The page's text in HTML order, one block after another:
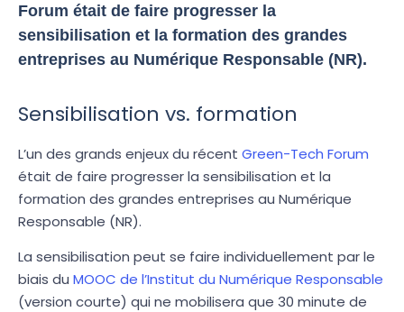
Forum était de faire progresser la
sensibilisation et la formation des grandes
entreprises au Numérique Responsable (NR).
Sensibilisation vs. formation
L’un des grands enjeux du récent Green-Tech Forum
était de faire progresser la sensibilisation et la
formation des grandes entreprises au Numérique
Responsable (NR).
La sensibilisation peut se faire individuellement par le
biais du MOOC de l’Institut du Numérique Responsable
(version courte) qui ne mobilisera que 30 minute de